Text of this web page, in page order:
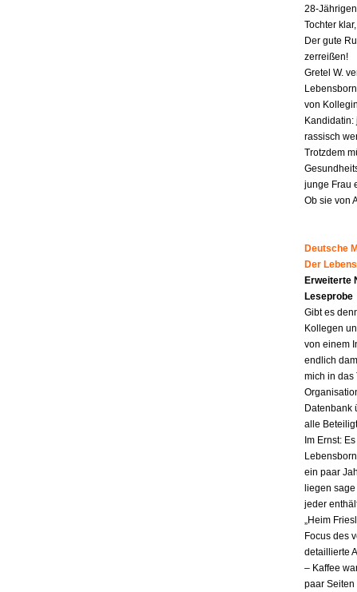
28-
Tochter
Der gute
zerreißen!
Gretel W.
von
rassisch
Trotzdem
junge Frau
Ob sie von
Deutsche
Der
Erweiterte
Leseprobe
Gibt es
Kollegen
von einem
endlich
mich in das
Datenbank
alle
Im Ernst:
ein paar
liegen
jeder
„Heim
Focus des
detaillierte
– Kaffee
paar